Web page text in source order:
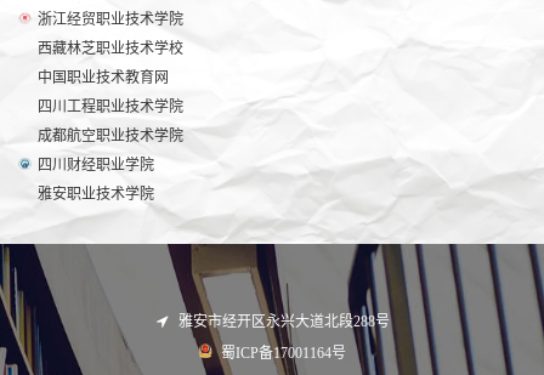
浙江经贸职业技术学院
西藏林芝职业技术学校
中国职业技术教育网
四川工程职业技术学院
成都航空职业技术学院
四川财经职业学院
雅安职业技术学院
雅安市经开区永兴大道北段288号
蜀ICP备17001164号